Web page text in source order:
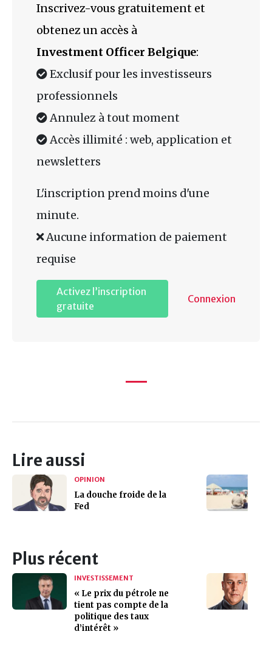
Inscrivez-vous gratuitement et
obtenez un accès à
Investment Officer Belgique:
Exclusif pour les investisseurs
professionnels
Annulez à tout moment
Accès illimité : web, application et
newsletters
L'inscription prend moins d'une
minute.
Aucune information de paiement
requise
Activez l’inscription
gratuite
Connexion
Lire aussi
OPINION
La douche froide de la
Fed
Plus récent
INVESTISSEMENT
« Le prix du pétrole ne
tient pas compte de la
politique des taux
d’intérêt »